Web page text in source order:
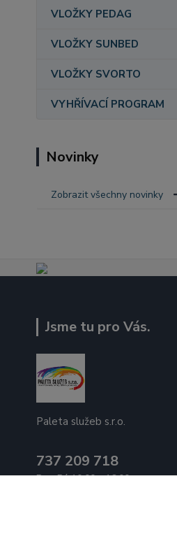
VLOŽKY PEDAG
VLOŽKY SUNBED
VLOŽKY SVORTO
VYHŘÍVACÍ PROGRAM
Novinky
Zobrazit všechny novinky
Jsme tu pro Vás.
Paleta služeb s.r.o.
737 209 718
Po - Pá 10:00 - 16:00